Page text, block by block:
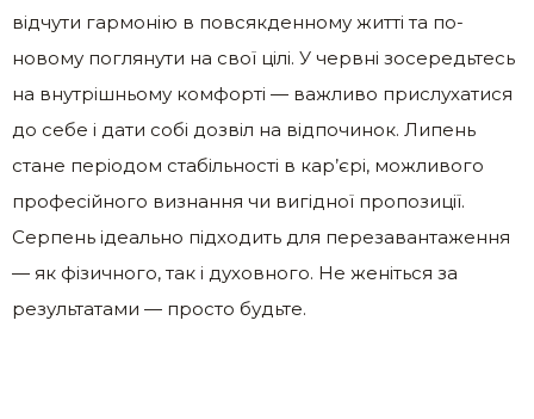
відчути гармонію в повсякденному житті та по-
новому поглянути на свої цілі. У червні зосередьтесь
на внутрішньому комфорті — важливо прислухатися
до себе і дати собі дозвіл на відпочинок. Липень
стане періодом стабільності в кар’єрі, можливого
професійного визнання чи вигідної пропозиції.
Серпень ідеально підходить для перезавантаження
— як фізичного, так і духовного. Не женіться за
результатами — просто будьте.